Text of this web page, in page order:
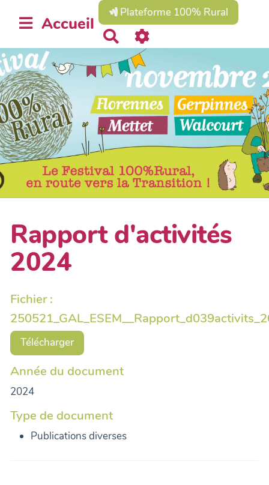
Accueil
Plateforme 100% Rural
e
c
h
e
r
c
r
Rapport d'activités
2024
Fichier :
Télécharger
Année du document
2024
Type de document
Publications diverses